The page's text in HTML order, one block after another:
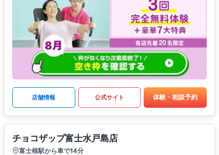
店舗情報 公式サイト 体験・相談予約
チョコザップ富士水戸島店
富士根駅から車で14分